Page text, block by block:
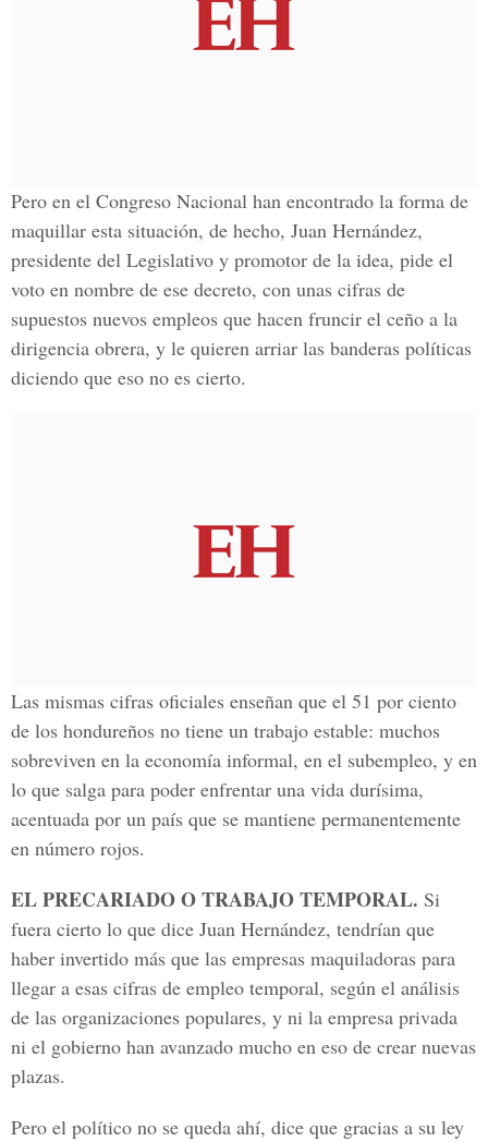
Pero en el Congreso Nacional han encontrado la forma de
maquillar esta situación, de hecho, Juan Hernández,
presidente del Legislativo y promotor de la idea, pide el
voto en nombre de ese decreto, con unas cifras de
supuestos nuevos empleos que hacen fruncir el ceño a la
dirigencia obrera, y le quieren arriar las banderas políticas
diciendo que eso no es cierto.
Las mismas cifras oficiales enseñan que el 51 por ciento
de los hondureños no tiene un trabajo estable: muchos
sobreviven en la economía informal, en el subempleo, y en
lo que salga para poder enfrentar una vida durísima,
acentuada por un país que se mantiene permanentemente
en número rojos.
EL PRECARIADO O TRABAJO TEMPORAL. Si
fuera cierto lo que dice Juan Hernández, tendrían que
haber invertido más que las empresas maquiladoras para
llegar a esas cifras de empleo temporal, según el análisis
de las organizaciones populares, y ni la empresa privada
ni el gobierno han avanzado mucho en eso de crear nuevas
plazas.
Pero el político no se queda ahí, dice que gracias a su ley